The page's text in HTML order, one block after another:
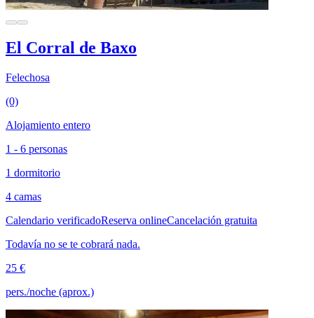
El Corral de Baxo
Felechosa
(0)
Alojamiento entero
1 - 6 personas
1 dormitorio
4 camas
Calendario verificadoReserva onlineCancelación gratuita
Todavía no se te cobrará nada.
25 €
pers./noche (aprox.)